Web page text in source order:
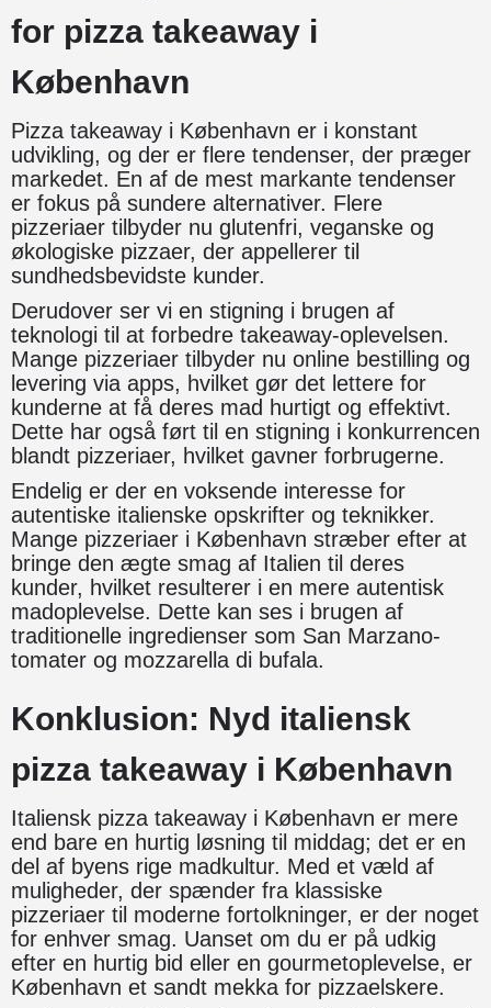
for pizza takeaway i
København
Pizza takeaway i København er i konstant
udvikling, og der er flere tendenser, der præger
markedet. En af de mest markante tendenser
er fokus på sundere alternativer. Flere
pizzeriaer tilbyder nu glutenfri, veganske og
økologiske pizzaer, der appellerer til
sundhedsbevidste kunder.
Derudover ser vi en stigning i brugen af
teknologi til at forbedre takeaway-oplevelsen.
Mange pizzeriaer tilbyder nu online bestilling og
levering via apps, hvilket gør det lettere for
kunderne at få deres mad hurtigt og effektivt.
Dette har også ført til en stigning i konkurrencen
blandt pizzeriaer, hvilket gavner forbrugerne.
Endelig er der en voksende interesse for
autentiske italienske opskrifter og teknikker.
Mange pizzeriaer i København stræber efter at
bringe den ægte smag af Italien til deres
kunder, hvilket resulterer i en mere autentisk
madoplevelse. Dette kan ses i brugen af
traditionelle ingredienser som San Marzano-
tomater og mozzarella di bufala.
Konklusion: Nyd italiensk
pizza takeaway i København
Italiensk pizza takeaway i København er mere
end bare en hurtig løsning til middag; det er en
del af byens rige madkultur. Med et væld af
muligheder, der spænder fra klassiske
pizzeriaer til moderne fortolkninger, er der noget
for enhver smag. Uanset om du er på udkig
efter en hurtig bid eller en gourmetoplevelse, er
København et sandt mekka for pizzaelskere.